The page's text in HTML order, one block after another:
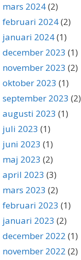
mars 2024(2)
februari 2024(2)
januari 2024(1)
december 2023 (1)
november 2023 (2)
oktober 2023 (1)
september 2023 (2)
augusti 2023 (1)
juli 2023 (1)
juni 2023 (1)
maj 2023 (2)
april 2023 (3)
mars 2023 (2)
februari 2023 (1)
januari 2023 (2)
december 2022 (1)
november 2022 (2)